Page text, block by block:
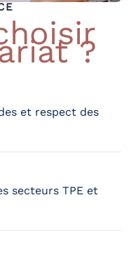
?
et respect des
secteurs TPE et